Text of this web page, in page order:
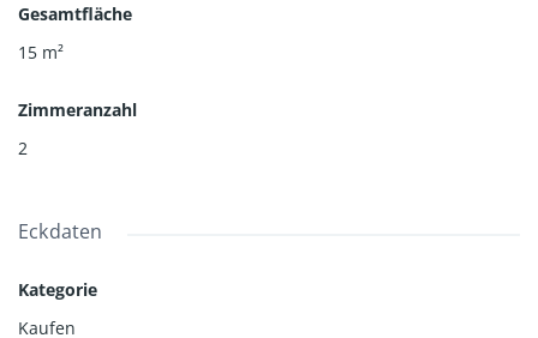
Gesamtfläche
15 m²
Zimmeranzahl
2
Eckdaten
Kategorie
Kaufen